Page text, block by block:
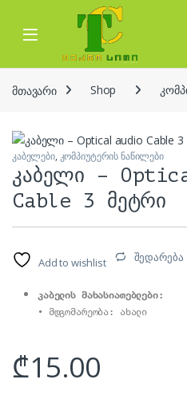
Skip to navigation
Skip to content
Open
მთავარი Shop
კაბელები, კომპიუტერის ნაწილები
კაბელი –
Cable 3 მეტრი
Add to wishlist შედარება
კაბელის მახასიათებლები:
₾15.00